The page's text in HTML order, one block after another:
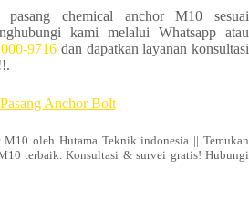
pasang chemical anchor M10 sesuai
kami melalui Whatsapp atau
9716 dan dapatkan layanan konsultasi
Anchor Bolt
M10 oleh Hutama Teknik indonesia || Temukan
terbaik. Konsultasi & survei gratis! Hubungi